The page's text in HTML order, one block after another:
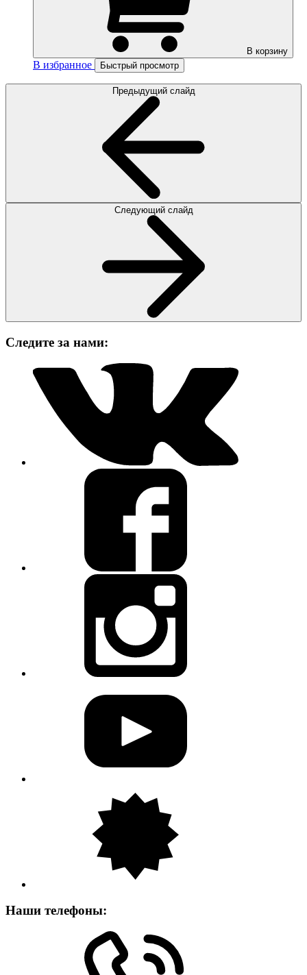
В корзину
В избранное Быстрый просмотр
Предыдущий слайд
Следующий слайд
Следите за нами:
Наши телефоны: